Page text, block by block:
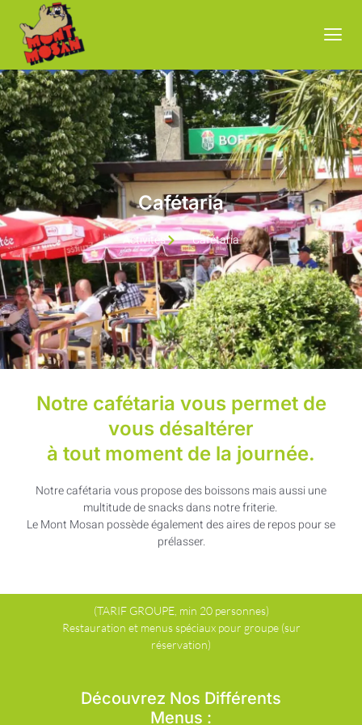
Cafétaria
Activités Cafétaria
Notre cafétaria vous permet de
vous désaltérer
à tout moment de la journée.
Notre cafétaria vous propose des boissons mais aussi une
multitude de snacks dans notre friterie.
Le Mont Mosan possède également des aires de repos pour se
prélasser.
(TARIF GROUPE, min 20 personnes)
Restauration et menus spéciaux pour groupe (sur
réservation)
Découvrez Nos Différents
Menus :